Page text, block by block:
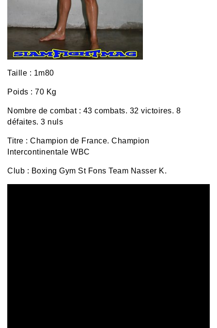
Taille : 1m80
Poids : 70 Kg
Nombre de combat : 43 combats. 32 victoires. 8
défaites. 3 nuls
Titre : Champion de France. Champion
Intercontinentale WBC
Club : Boxing Gym St Fons Team Nasser K.